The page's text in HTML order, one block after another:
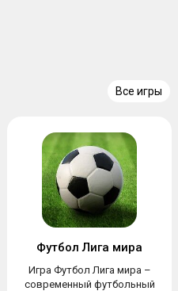
Все игры
Футбол Лига мира
Игра Футбол Лига мира –
современный футбольный